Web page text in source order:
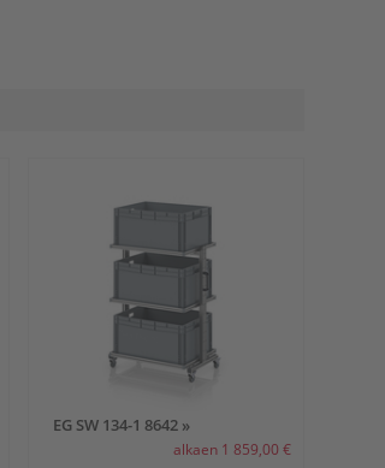
EG SW 134-1 8642 »
alkaen 1 859,00 €